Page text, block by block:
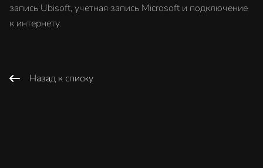
запись Ubisoft, учетная запись Microsoft и подключение
к интернету.
Назад к списку